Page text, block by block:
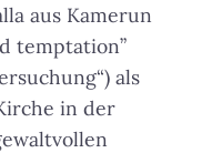
aus Kamerun
temptation”
als
in der